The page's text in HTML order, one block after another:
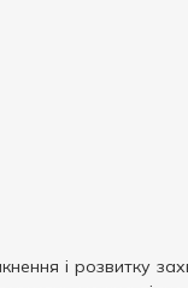
і розвитку